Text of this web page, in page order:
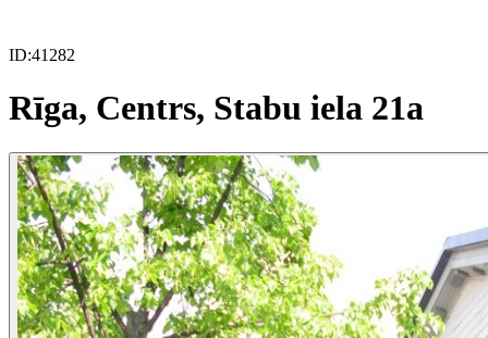
ID:41282
Rīga, Centrs, Stabu iela 21a